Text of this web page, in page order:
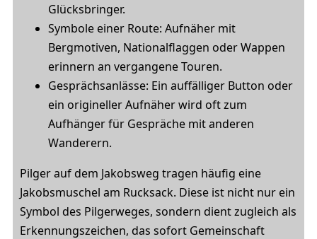
Glücksbringer.
Symbole einer Route: Aufnäher mit
Bergmotiven, Nationalflaggen oder Wappen
erinnern an vergangene Touren.
Gesprächsanlässe: Ein auffälliger Button oder
ein origineller Aufnäher wird oft zum
Aufhänger für Gespräche mit anderen
Wanderern.
Pilger auf dem Jakobsweg tragen häufig eine
Jakobsmuschel am Rucksack. Diese ist nicht nur ein
Symbol des Pilgerweges, sondern dient zugleich als
Erkennungszeichen, das sofort Gemeinschaft